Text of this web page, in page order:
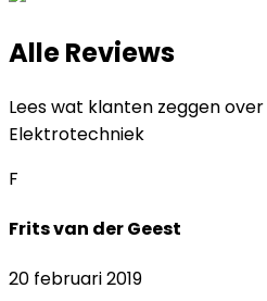
Alle Reviews
Lees wat klanten zeggen over
Elektrotechniek
F
Frits van der Geest
20 februari 2019